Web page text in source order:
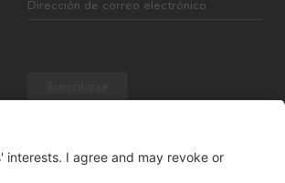
Dirección de correo electrónico